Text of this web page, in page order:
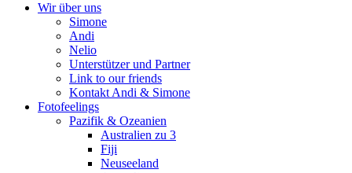
Wir über uns
Simone
Andi
Nelio
Unterstützer und Partner
Link to our friends
Kontakt Andi & Simone
Fotofeelings
Pazifik & Ozeanien
Australien zu 3
Fiji
Neuseeland